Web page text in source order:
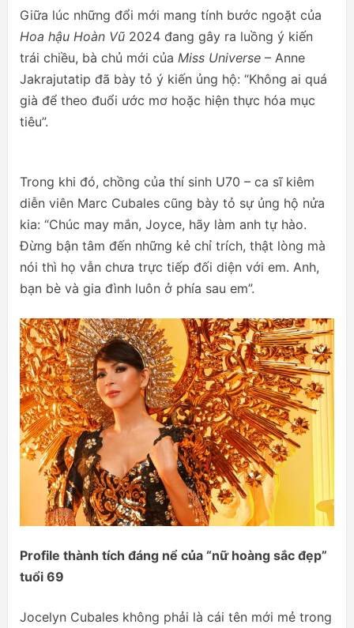
Giữa lúc những đổi mới mang tính bước ngoặt của
Hoa hậu Hoàn Vũ 2024 đang gây ra luồng ý kiến
trái chiều, bà chủ mới của Miss Universe – Anne
Jakrajutatip đã bày tỏ ý kiến ủng hộ: “Không ai quá
già để theo đuổi ước mơ hoặc hiện thực hóa mục
tiêu”.
Trong khi đó, chồng của thí sinh U70 – ca sĩ kiêm
diễn viên Marc Cubales cũng bày tỏ sự ủng hộ nửa
kia: “Chúc may mắn, Joyce, hãy làm anh tự hào.
Đừng bận tâm đến những kẻ chỉ trích, thật lòng mà
nói thì họ vẫn chưa trực tiếp đối diện với em. Anh,
bạn bè và gia đình luôn ở phía sau em”.
Profile thành tích đáng nể của “nữ hoàng sắc đẹp”
tuổi 69
Jocelyn Cubales không phải là cái tên mới mẻ trong